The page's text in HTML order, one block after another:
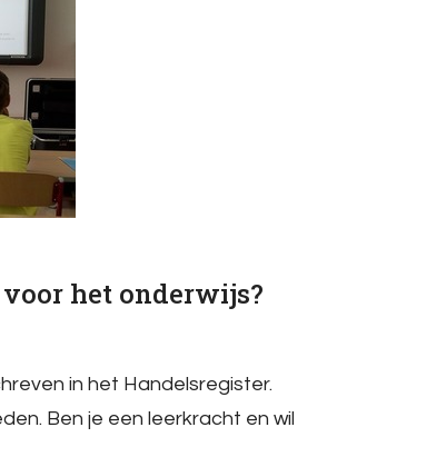
het onderwijs?
in het Handelsregister.
Ben je een leerkracht en wil